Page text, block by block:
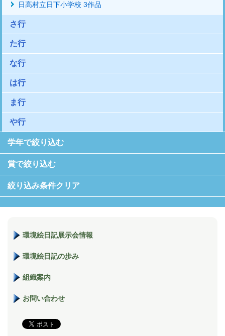
日高村立日下小学校 3作品
さ行
た行
な行
は行
ま行
や行
学年で絞り込む
賞で絞り込む
絞り込み条件クリア
環境絵日記展示会情報
環境絵日記の歩み
組織案内
お問い合わせ